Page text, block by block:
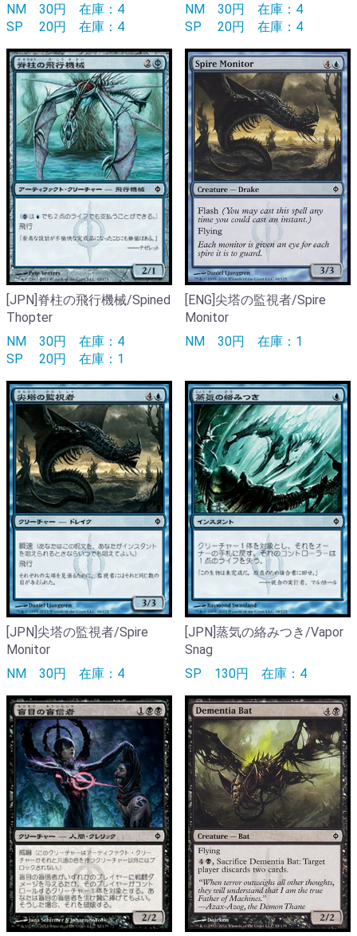
NM 30円 在庫：4
SP
20円 在庫：4
NM 30円 在庫：4
SP
20円 在庫：4
[JPN]脊柱の飛行機械/Spined
Thopter
NM 30円 在庫：4
SP
20円 在庫：1
[ENG]尖塔の監視者/Spire
Monitor
NM 30円 在庫：1
[JPN]尖塔の監視者/Spire
Monitor
NM 30円 在庫：4
[JPN]蒸気の絡みつき/Vapor
Snag
SP 130円 在庫：4